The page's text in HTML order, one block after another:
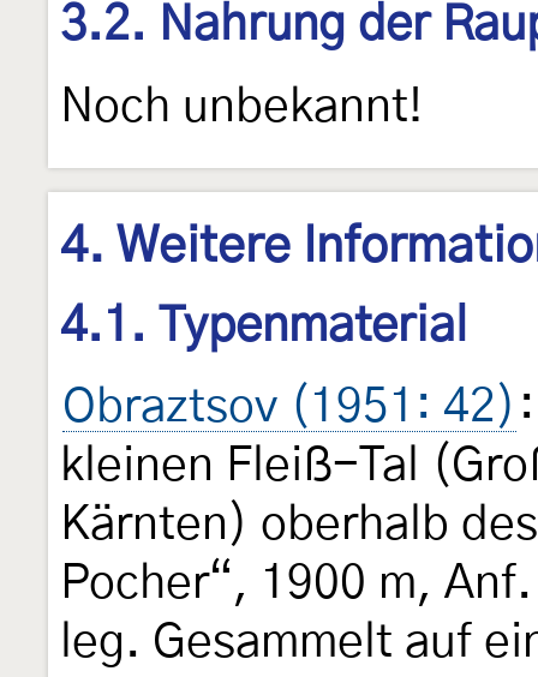
3.2. Nahrung der
Noch unbekannt!
4. Weitere
4.1. Typenmaterial
Obraztsov (1951: 42)
kleinen Fleiß-Tal
Kärnten) oberhalb
Pocher“, 1900 m,
leg. Gesammelt auf